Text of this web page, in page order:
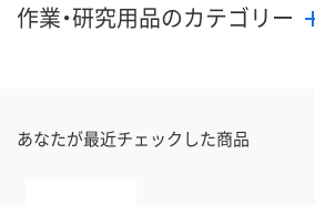
作業・研究用品のカテゴリー
あなたが最近チェックした商品